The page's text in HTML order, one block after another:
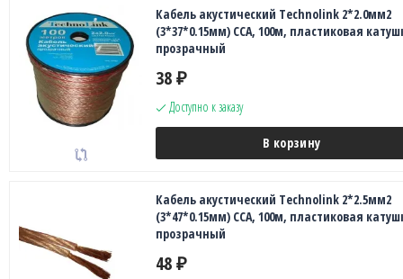
Кабель акустический Technolink 2*2.0мм2
(3*37*0.15мм) CCA, 100м, пластиковая
прозрачный
38 ₽
Доступно к заказу
В корзину
Кабель акустический Technolink 2*2.5мм2
(3*47*0.15мм) CCA, 100м, пластиковая
прозрачный
48 ₽